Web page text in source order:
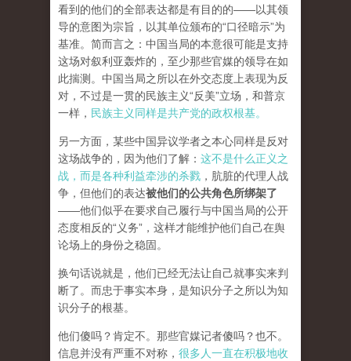
看到的他们的全部表达都是有目的的——以其领
导的意图为宗旨，以其单位颁布的“口径暗示”为
基准。简而言之：中国当局的本意很可能是支持
这场对叙利亚轰炸的，至少那些官媒的领导在如
此揣测。中国当局之所以在外交态度上表现为反
对，不过是一贯的民族主义“反美”立场，和普京
一样， 民族主义同样是共产党的政权根基。
另一方面，某些中国异议学者之本心同样是反对
这场战争的，因为他们了解： 这不是什么正义之
战，而是各种利益牵涉的杀戮 ，肮脏的代理人战
争，但他们的表达被他们的公共角色所绑架了
——他们似乎在要求自己履行与中国当局的公开
态度相反的“义务”，这样才能维护他们自己在舆
论场上的身份之稳固。
换句话说就是，他们已经无法让自己就事实来判
断了。而忠于事实本身，是知识分子之所以为知
识分子的根基。
他们傻吗？肯定不。那些官媒记者傻吗？也不。
信息并没有严重不对称， 很多人一直在积极地收